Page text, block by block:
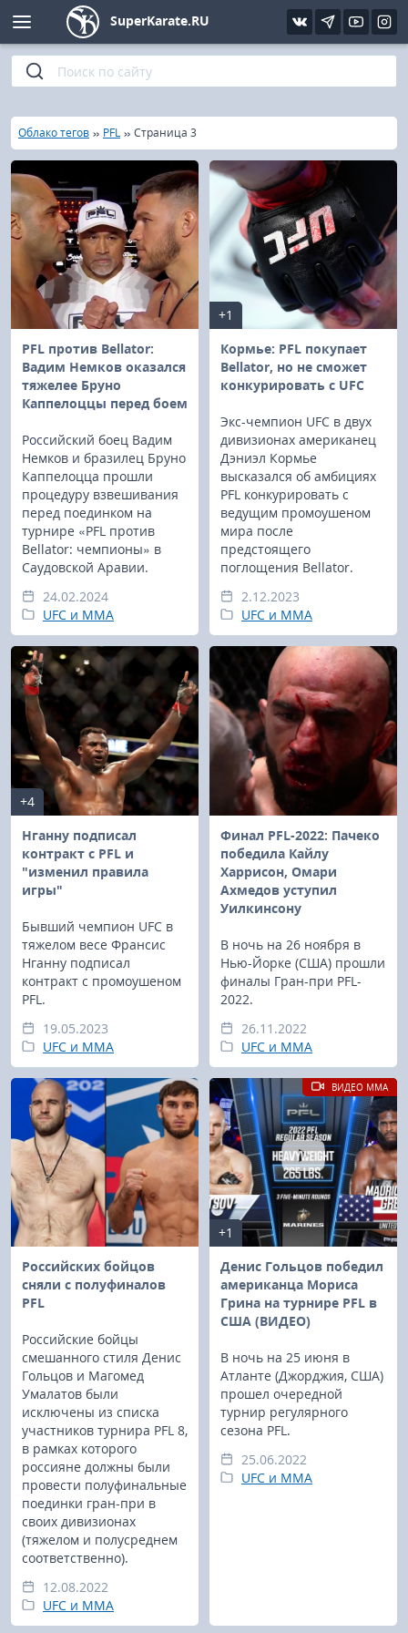
SuperKarate.RU
Главная
»
Облако тегов » PFL » Страница 3
PFL против Bellator:
Вадим Немков оказался
тяжелее Бруно
Каппелоццы перед боем
Российский боец Вадим
Немков и бразилец Бруно
Каппелоцца прошли
процедуру взвешивания
перед поединком на
турнире «PFL против
Bellator: чемпионы» в
Саудовской Аравии.
24.02.2024
UFC и MMA
+1
Кормье: PFL покупает
Bellator, но не сможет
конкурировать с UFC
Экс-чемпион UFC в двух
дивизионах американец
Дэниэл Кормье
высказался об амбициях
PFL конкурировать с
ведущим промоушеном
мира после
предстоящего
поглощения Bellator.
2.12.2023
UFC и MMA
+4
Нганну подписал
контракт с PFL и
"изменил правила
игры"
Бывший чемпион UFC в
тяжелом весе Франсис
Нганну подписал
контракт с промоушеном
PFL.
19.05.2023
UFC и MMA
Финал PFL-2022: Пачеко
победила Кайлу
Харрисон, Омари
Ахмедов уступил
Уилкинсону
В ночь на 26 ноября в
Нью-Йорке (США) прошли
финалы Гран-при PFL-
2022.
26.11.2022
UFC и MMA
Российских бойцов
сняли с полуфиналов
PFL
Российские бойцы
смешанного стиля Денис
Гольцов и Магомед
Умалатов были
исключены из списка
участников турнира PFL 8,
в рамках которого
россияне должны были
провести полуфинальные
поединки гран-при в
своих дивизионах
(тяжелом и полусреднем
соответственно).
12.08.2022
UFC и MMA
+1
Денис Гольцов победил
американца Мориса
Грина на турнире PFL в
США (ВИДЕО)
В ночь на 25 июня в
Атланте (Джорджия, США)
прошел очередной
турнир регулярного
сезона PFL.
25.06.2022
UFC и MMA
ВИДЕО MMA
Киокушинкай
Кёкусин (IFK)
Шинкиокушинкай
Кекусин-кан
Кикбоксинг и K-1
Бокс
UFC и MMA
Муай тай
Фото
Видео
Интервью
Статьи
Уроки каратэ
Файлы
Библиотека